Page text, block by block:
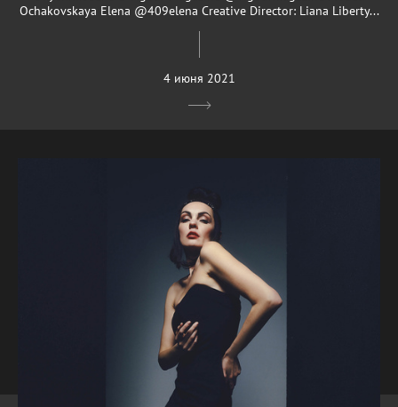
Ochakovskaya Elena @409elena Creative Director: Liana Liberty...
4 июня 2021